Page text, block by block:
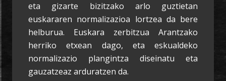
eta gizarte bizitzako arlo guztietan
euskararen normalizazioa lortzea da bere
helburua. Euskara zerbitzua Arantzako
herriko etxean dago, eta eskualdeko
normalizazio plangintza diseinatu eta
gauzatzeaz arduratzen da.